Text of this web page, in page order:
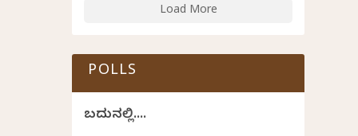
Load More
POLLS
ಬದುಕಿನಲ್ಲಿ....